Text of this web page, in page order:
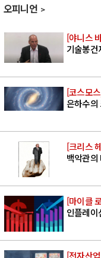
오피니언
[야니스
기술봉건
[코스모
은하수의
[크리스
백악관의
[마이클
인플레이
[전자산